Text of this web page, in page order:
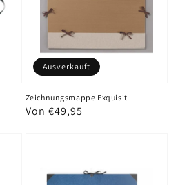
Zeichnungsmappe Exquisit
Normaler
Von €49,95
Ausverkauft